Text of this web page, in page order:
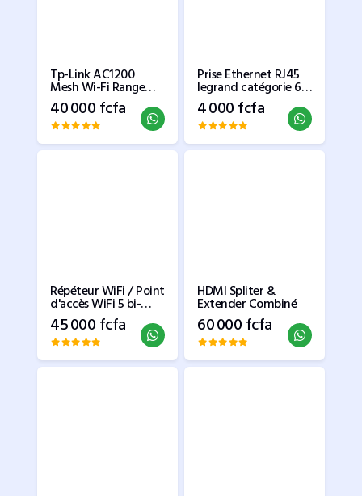
Tp-Link AC1200
Mesh Wi-Fi Range
Extender
40 000 fcfa
Prise Ethernet RJ45
legrand catégorie 6
FTP Mosaic 2
modules
4 000 fcfa
Répéteur WiFi / Point
d'accès WiFi 5 bi-
bande TP-LINK
(AC1750 Mbps)
45 000 fcfa
HDMI Spliter &
Extender Combiné
60 000 fcfa